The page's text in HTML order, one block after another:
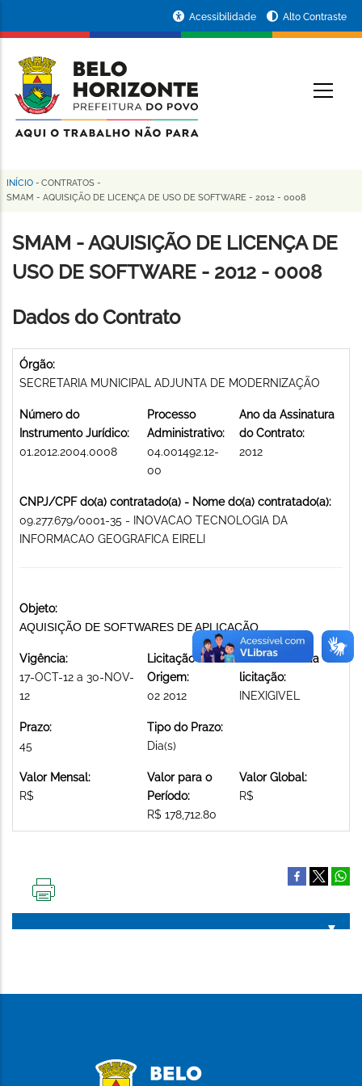
conteúdo
principal
da
Prefeitura
de
Horizonte
Acessibilidade Alto Contraste
Trilha
navegação
INÍCIO - CONTRATOS -
SMAM - AQUISIÇÃO DE LICENÇA DE USO DE SOFTWARE - 2012 - 0008
SMAM - AQUISIÇÃO DE LICENÇA DE
USO DE SOFTWARE - 2012 - 0008
Dados do Contrato
Órgão:
SECRETARIA MUNICIPAL ADJUNTA DE MODERNIZAÇÃO
Número do
Instrumento Jurídico:
01.2012.2004.0008
Processo
Administrativo:
04.001492.12-
00
Ano da Assinatura
do Contrato:
2012
CNPJ/CPF do(a) contratado(a) - Nome do(a) contratado(a):
09.277.679/0001-35 - INOVACAO TECNOLOGIA DA
INFORMACAO GEOGRAFICA EIRELI
Objeto:
AQUISIÇÃO DE SOFTWARES DE APLICAÇÃO
Vigência:
17-OCT-12 a 30-NOV-
12
Licitação de
Origem:
02 2012
Modalidade da
licitação:
INEXIGIVEL
Prazo:
45
Tipo do Prazo:
Dia(s)
Valor Mensal:
R$
Valor para o
Período:
R$ 178,712.80
Valor Global:
R$
PÁGINA